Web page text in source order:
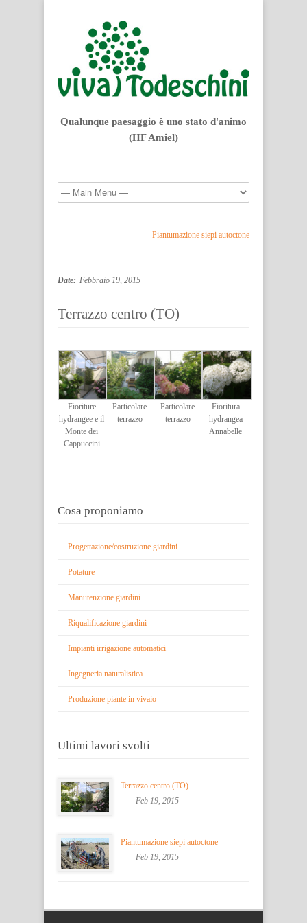
Qualunque paesaggio è uno stato d'animo
(HF Amiel)
Piantumazione siepi autoctone
Date: Febbraio 19, 2015
Terrazzo centro (TO)
Fioriture
hydrangee e il
Monte dei
Cappuccini
Particolare
terrazzo
Particolare
terrazzo
Fioritura
hydrangea
Annabelle
Cosa proponiamo
Progettazione/costruzione giardini
Potature
Manutenzione giardini
Riqualificazione giardini
Impianti irrigazione automatici
Ingegneria naturalistica
Produzione piante in vivaio
Ultimi lavori svolti
Terrazzo centro (TO)
Feb 19, 2015
Piantumazione siepi autoctone
Feb 19, 2015